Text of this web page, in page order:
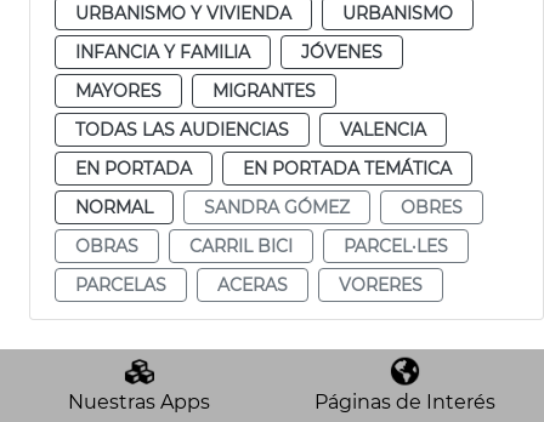
URBANISMO Y VIVIENDA
URBANISMO
INFANCIA Y FAMILIA
JÓVENES
MAYORES
MIGRANTES
TODAS LAS AUDIENCIAS
VALENCIA
EN PORTADA
EN PORTADA TEMÁTICA
NORMAL
SANDRA GÓMEZ
OBRES
OBRAS
CARRIL BICI
PARCEL·LES
PARCELAS
ACERAS VORERES
Nuestras Apps Páginas de Interés